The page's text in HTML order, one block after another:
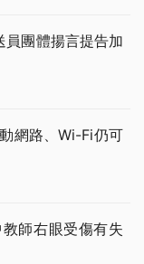
團體揚言提告加
網路、Wi-Fi仍可
師右眼受傷有失